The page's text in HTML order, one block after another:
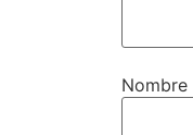
Nombre